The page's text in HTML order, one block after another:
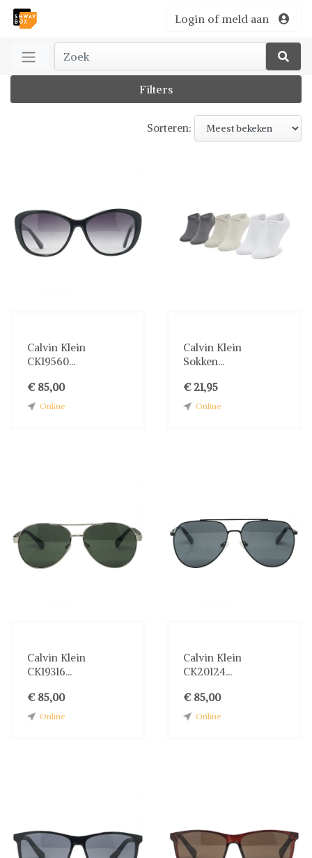
Login of meld aan
Filters
Sorteren:
Calvin Klein
CK19560...
€ 85,00
Online
Calvin Klein
Sokken...
€ 21,95
Online
Calvin Klein
CK19316...
€ 85,00
Online
Calvin Klein
CK20124...
€ 85,00
Online